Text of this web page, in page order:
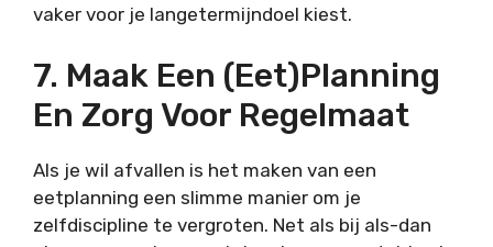
vaker voor je langetermijndoel kiest.
7. Maak Een (eet)planning
En Zorg Voor Regelmaat
Als je wil afvallen is het maken van een
eetplanning een slimme manier om je
zelfdiscipline te vergroten. Net als bij als-dan